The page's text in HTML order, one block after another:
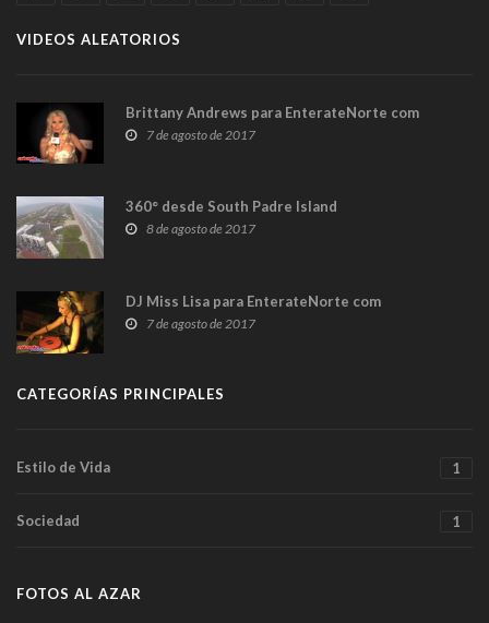
VIDEOS ALEATORIOS
Brittany Andrews para EnterateNorte com
7 de agosto de 2017
360° desde South Padre Island
8 de agosto de 2017
DJ Miss Lisa para EnterateNorte com
7 de agosto de 2017
CATEGORÍAS PRINCIPALES
Estilo de Vida 1
Sociedad 1
FOTOS AL AZAR